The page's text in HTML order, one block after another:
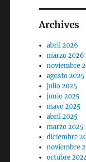
Archives
abril 2026
marzo 2026
noviembre
agosto 2025
julio 2025
junio 2025
mayo 2025
abril 2025
marzo 2025
diciembre
noviembre
octubre